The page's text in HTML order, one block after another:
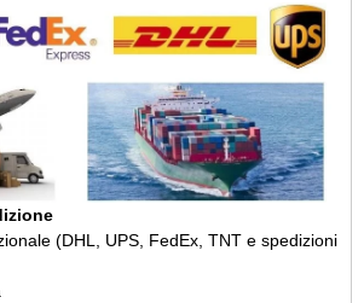
(DHL, UPS, FedEx, TNT e spedizioni